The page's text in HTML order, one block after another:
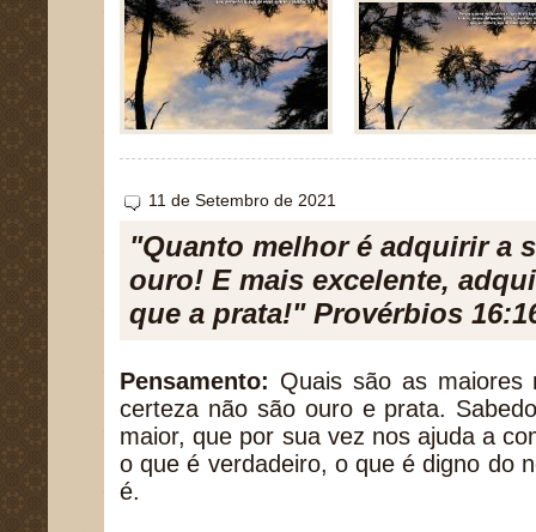
11 de Setembro de 2021
"Quanto melhor é adquirir a
ouro! E mais excelente,
que a prata!" Provérbios
Pensamento: Quais são as maiores
certeza não são ouro e prata.
maior, que por sua vez nos ajuda a
o que é verdadeiro, o que é digno do
é.